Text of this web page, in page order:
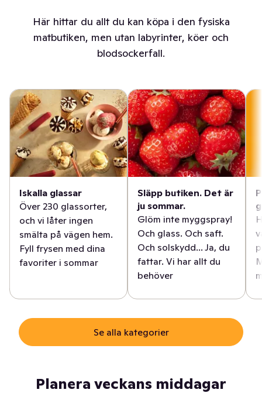
Här hittar du allt du kan köpa i den fysiska
matbutiken, men utan labyrinter, köer och
blodsockerfall.
Iskalla glassar
Över 230 glassorter,
och vi låter ingen
smälta på vägen hem.
Fyll frysen med dina
favoriter i sommar
Släpp butiken. Det är
ju sommar.
Glöm inte myggspray!
Och glass. Och saft.
Och solskydd... Ja, du
fattar. Vi har allt du
behöver
Se alla kategorier
Planera veckans middagar